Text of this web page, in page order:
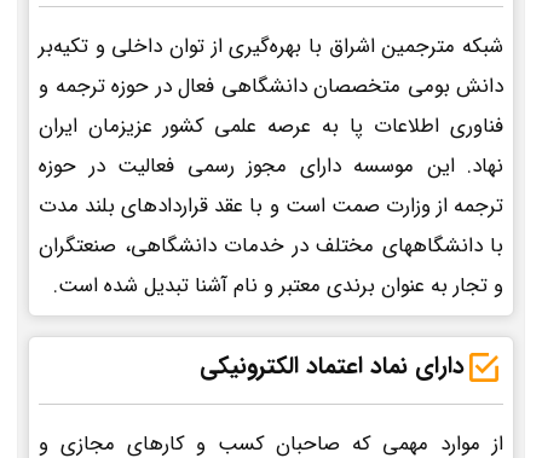
شبکه مترجمین اشراق با بهره‌گیری از توان داخلی و تکیه‌بر
دانش بومی متخصصان دانشگاهی فعال در حوزه ترجمه و
فناوری اطلاعات پا به عرصه علمی کشور عزیزمان ایران
نهاد. این موسسه دارای مجوز رسمی فعالیت در حوزه
ترجمه از وزارت صمت است و با عقد قراردادهای بلند مدت
با دانشگاههای مختلف در خدمات دانشگاهی، صنعتگران
و تجار به عنوان برندی معتبر و نام آشنا تبدیل شده است.
دارای نماد اعتماد الکترونیکی
از موارد مهمی که صاحبان کسب و کارهای مجازی و